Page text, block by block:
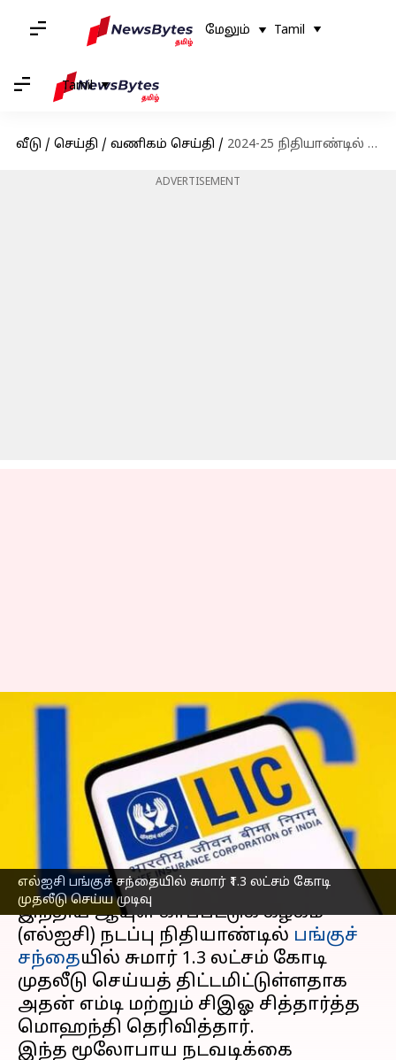
மேலும் Tamil
Tamil
வீடு / செய்தி / வணிகம் செய்தி / 2024-25 நிதியாண்டில் பங்குச் சந்தையில் சுமார் ₹1.3 லட்சம் கோடி முதலீடு செய்ய எல்ஐசி முடிவு
ADVERTISEMENT
எல்ஐசி பங்குச் சந்தையில் சுமார் ₹1.3 லட்சம் கோடி
முதலீடு செய்ய முடிவு
2024-25 நிதியாண்டில்
பங்குச் சந்தையில் சுமார்
₹1.3 லட்சம் கோடி முதலீடு
செய்ய எல்ஐசி முடிவு
Sekar Chinnappan Aug 11, 2024 07:17 pm
செய்தி முன்னோட்டம்
இந்திய ஆயுள் காப்பீட்டுக் கழகம்
(எல்ஐசி) நடப்பு நிதியாண்டில் பங்குச்
சந்தையில் சுமார் ₹1.3 லட்சம் கோடி
முதலீடு செய்யத் திட்டமிட்டுள்ளதாக
அதன் எம்டி மற்றும் சிஇஓ சித்தார்த்த
மொஹந்தி தெரிவித்தார்.
இந்த மூலோபாய நடவடிக்கை